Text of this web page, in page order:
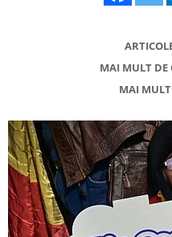
MAI MULT
MAI